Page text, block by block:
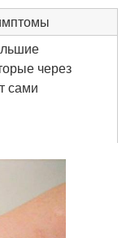
через
сами